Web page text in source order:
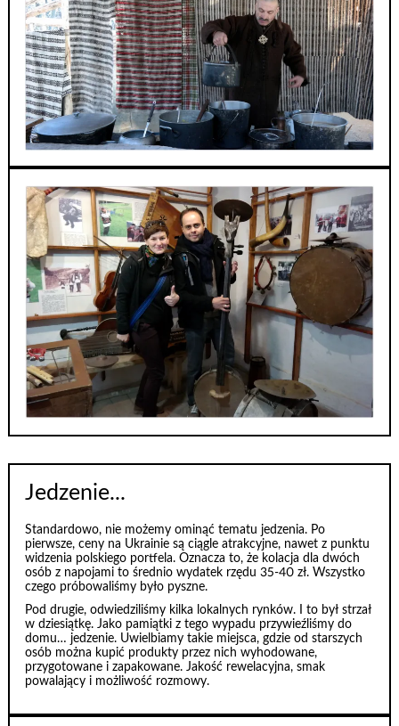
Jedzenie...
Standardowo, nie możemy ominąć tematu jedzenia. Po
pierwsze, ceny na Ukrainie są ciągle atrakcyjne, nawet z punktu
widzenia polskiego portfela. Oznacza to, że kolacja dla dwóch
osób z napojami to średnio wydatek rzędu 35-40 zł. Wszystko
czego próbowaliśmy było pyszne.
Pod drugie, odwiedziliśmy kilka lokalnych rynków. I to był strzał
w dziesiątkę. Jako pamiątki z tego wypadu przywieźliśmy do
domu… jedzenie. Uwielbiamy takie miejsca, gdzie od starszych
osób można kupić produkty przez nich wyhodowane,
przygotowane i zapakowane. Jakość rewelacyjna, smak
powalający i możliwość rozmowy.